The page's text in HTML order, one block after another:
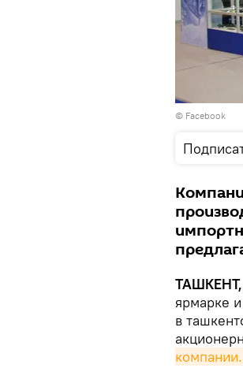
© Facebook
ТАШКЕНТ,
ярмарке
в
компании.